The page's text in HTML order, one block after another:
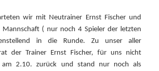
wir mit Neutrainer Ernst Fischer und
Mannschaft ( nur noch 4 Spieler der letzten
in die Runde. Zu unser aller
der Trainer Ernst Fischer, für uns nicht
am 2.10. zurück und stand nur noch als